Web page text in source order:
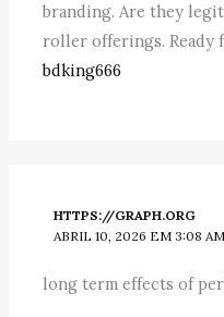
branding. Are they
roller offerings. Ready
bdking666
HTTPS://GRAPH.ORG
ABRIL 10, 2026 EM 3:08 AM
long term effects of